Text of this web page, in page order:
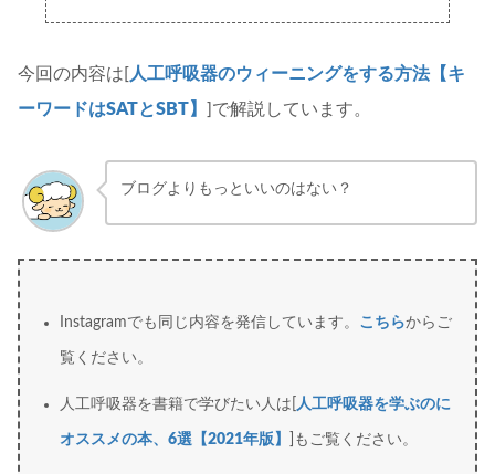
今回の内容は[ 人工呼吸器のウィーニングをする方法【キ
ーワードはSATとSBT】
]で解説しています。
ブログよりもっといいのはない？
Instagramでも同じ内容を発信しています。 こちらからご
覧ください。
人工呼吸器を書籍で学びたい人は[ 人工呼吸器を学ぶのに
オススメの本、6選【2021年版】 ]もご覧ください。